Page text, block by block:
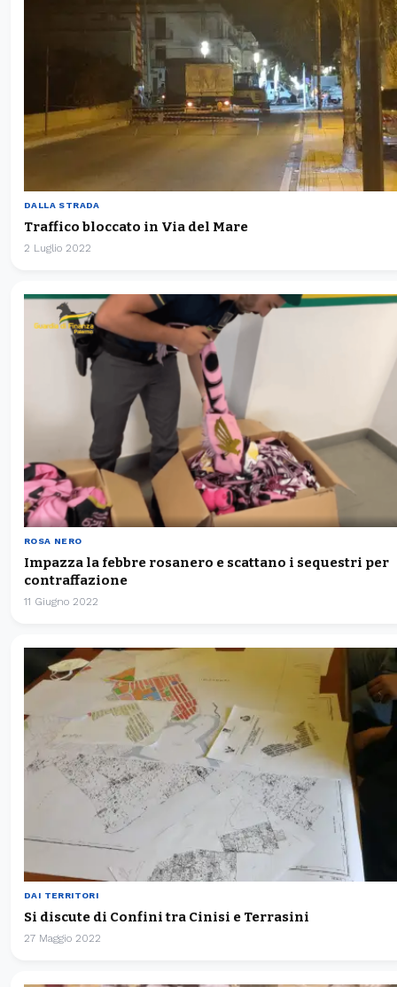
DALLA STRADA
Traffico bloccato in Via del Mare
2 Luglio 2022
ROSA NERO
Impazza la febbre rosanero e scattano i sequestri per
contraffazione
11 Giugno 2022
DAI TERRITORI
Si discute di Confini tra Cinisi e Terrasini
27 Maggio 2022